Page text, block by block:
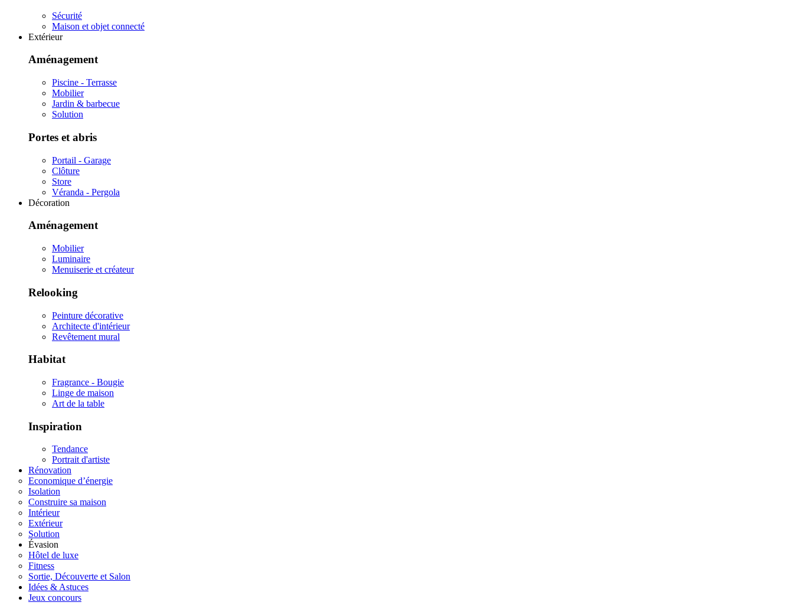
Sécurité
Maison et objet connecté
Extérieur
Aménagement
Piscine - Terrasse
Mobilier
Jardin & barbecue
Solution
Portes et abris
Portail - Garage
Clôture
Store
Véranda - Pergola
Décoration
Aménagement
Mobilier
Luminaire
Menuiserie et créateur
Relooking
Peinture décorative
Architecte d'intérieur
Revêtement mural
Habitat
Fragrance - Bougie
Linge de maison
Art de la table
Inspiration
Tendance
Portrait d'artiste
Rénovation
Economique d’énergie
Isolation
Construire sa maison
Intérieur
Extérieur
Solution
Évasion
Hôtel de luxe
Fitness
Sortie, Découverte et Salon
Idées & Astuces
Jeux concours